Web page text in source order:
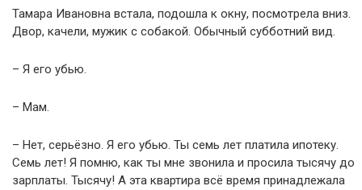
Тамара Ивановна встала, подошла к окну, посмотрела вниз.
Двор, качели, мужик с собакой. Обычный субботний вид.
– Я его убью.
– Мам.
– Нет, серьёзно. Я его убью. Ты семь лет платила ипотеку.
Семь лет! Я помню, как ты мне звонила и просила тысячу до
зарплаты. Тысячу! А эта квартира всё время принадлежала